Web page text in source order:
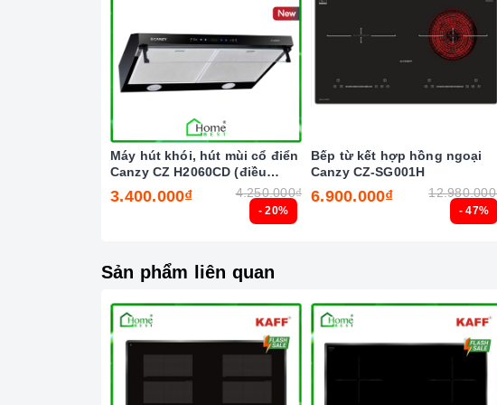
gây nguy hiểm.
Chức năng Hẹn giờ nấu:Người nấu không cần canh thời
vẫn đảm bảo được nấu chín, giữ được hương vị và thành
Giúp người dùng điều chỉnh
- 20%
Máy hút khói, hút mùi cổ điển
Canzy CZ H2060CD (điều
khiển cảm biến vẫy tay)
3.400.000₫ 4.250.000₫
- 47%
Bếp từ kết hợp hồng ngoại
Canzy CZ-SG001H
6.900.000₫
Sản phẩm liên quan